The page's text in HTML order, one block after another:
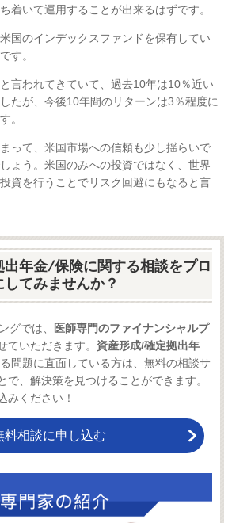
着いて運用することが出来るはずです。
国のインデックスファンドを保有してい
す。
言われてきていて、過去10年は10％近い
たが、今後10年間のリターンは3％程度に
。
って、米国市場への信頼も少し揺らいで
ょう。米国のみへの投資ではなく、世界
資を行うことでリスク回避にもなると言
年金/保険に関する相談をプロ
してみませんか？
グでは、
医師専門のファイナンシャルプ
ていただきます。 資産形成/確定拠出年
問題に直面している方は、無料の相談サ
で、解決策を見つけることができます。
みください！
料相談に申し込む